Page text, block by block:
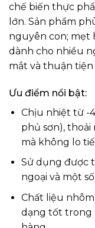
chế biến thực
lớn. Sản phẩm
nguyên con; mẹt
dành cho nhiều
mắt và thuận
Ưu điểm nổi bật:
Chịu nhiệt từ -
phủ sơn), thoải
mà không lo
Sử dụng được
ngoại và một
Chất liệu
dạng tốt trong